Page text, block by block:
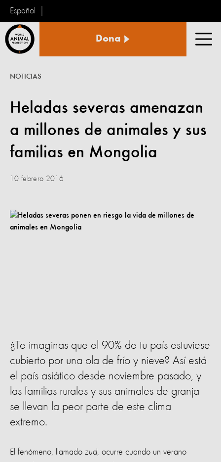
Español
Animal
Dona
Heladas severas amenazan
a millones de animales y sus
familias en Mongolia
NOTICIAS
10 febrero 2016
¿Te imaginas que el 90% de tu país estuviese
cubierto por una ola de frío y nieve? Así está
el país asiático desde noviembre pasado, y
las familias rurales y sus animales de granja
se llevan la peor parte de este clima
extremo.
El fenómeno, llamado zud , ocurre cuando un verano